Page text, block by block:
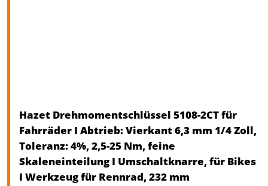
Hazet Drehmomentschlüssel 5108-2CT für
Fahrräder I Abtrieb: Vierkant 6,3 mm 1/4 Zoll,
Toleranz: 4%, 2,5-25 Nm, feine
Skaleneinteilung I Umschaltknarre, für Bikes
I Werkzeug für Rennrad, 232 mm